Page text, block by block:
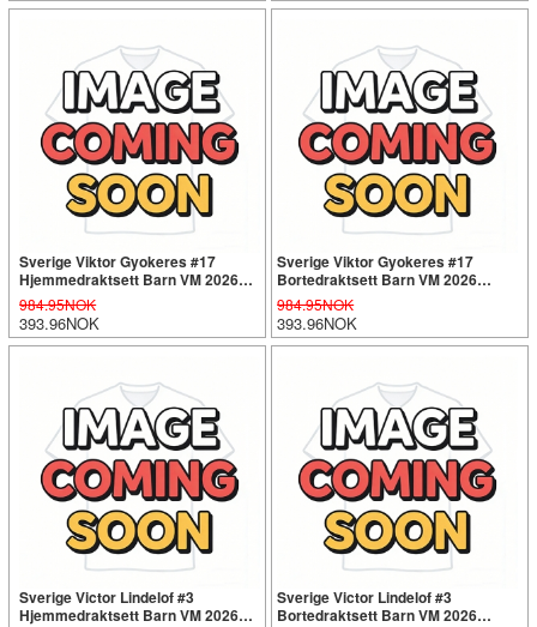
Sverige Viktor Gyokeres #17
Hjemmedraktsett Barn VM 2026
Kortermet (+ Korte bukser)
984.95NOK
393.96NOK
Sverige Viktor Gyokeres #17
Bortedraktsett Barn VM 2026
Kortermet (+ Korte bukser)
984.95NOK
393.96NOK
Sverige Victor Lindelof #3
Hjemmedraktsett Barn VM 2026
Sverige Victor Lindelof #3
Bortedraktsett Barn VM 2026